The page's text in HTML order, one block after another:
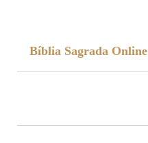
Bíblia Sagrada Online